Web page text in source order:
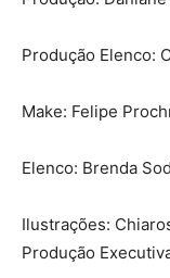
Produção Elenco:
Make: Felipe
Elenco: Brenda
Ilustrações:
Produção